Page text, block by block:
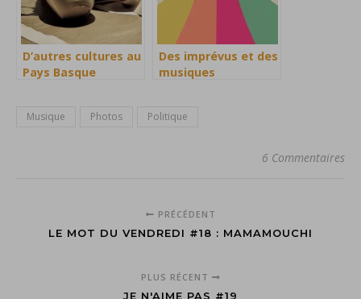
D’autres cultures au
Pays Basque
Des imprévus et des
musiques
Musique Photos Politique
6 Commentaires
PRÉCÉDENT
LE MOT DU VENDREDI #18 : MAMAMOUCHI
PLUS RÉCENT
JE N'AIME PAS #19